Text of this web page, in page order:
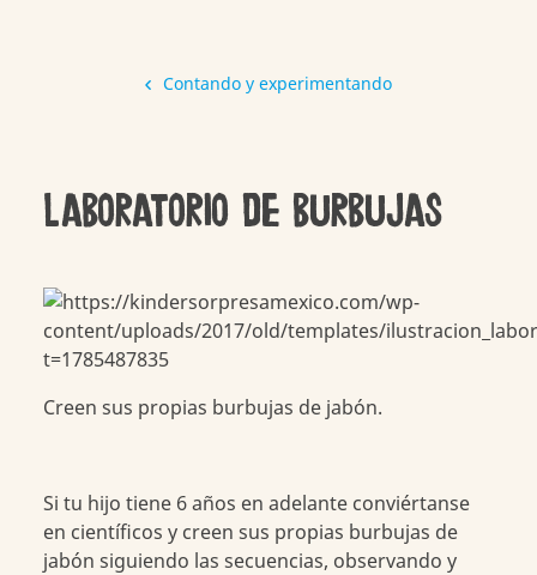
Contando y experimentando
Laboratorio de burbujas
Creen sus propias burbujas de jabón.
Si tu hijo tiene 6 años en adelante conviértanse
en científicos y creen sus propias burbujas de
jabón siguiendo las secuencias, observando y